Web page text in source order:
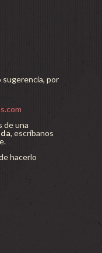
sugerencia, por
de una
, escríbanos
hacerlo